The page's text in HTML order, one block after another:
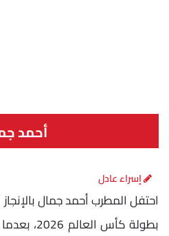
أحمد
إسراء عادل
احتفل المطرب أحمد جمال
بطولة كأس